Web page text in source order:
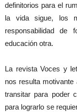
definitorios para el
la vida sigue, los
responsabilidad de
educación otra.
La revista Voces y
nos resulta
transitar para poder
para lograrlo se